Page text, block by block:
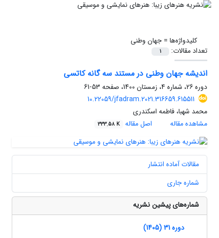
کلیدواژه‌ها =جهان وطنی
تعداد مقالات:
1
اندیشه جهان وطنی در مستند سه گانه کاتسی
دوره 26، شماره 4، زمستان 1400، صفحه
53-61
10.22059/jfadram.2021.316659.615511
محمد شهبا، فاطمه اسکندری
مشاهده مقاله
اصل مقاله 333.58 K
مقالات آماده انتشار
شماره جاری
شماره‌های پیشین نشریه
دوره 31 (1405)